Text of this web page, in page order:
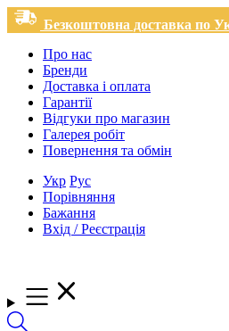
Безкоштовна доставка по
Про нас
Бренди
Доставка і оплата
Гарантії
Відгуки про магазин
Галерея робіт
Повернення та обмін
Укр Рус
Порівняння
Бажання
Вхід / Реєстрація